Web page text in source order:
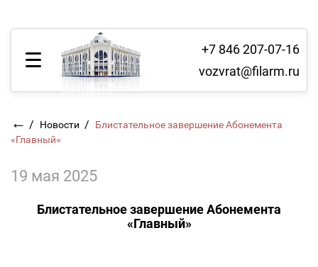
+7 846 207-07-16
vozvrat@filarm.ru
← / Новости /
Блистательное завершение Абонемента
«Главный»
19 мая 2025
Блистательное завершение Абонемента
«Главный»